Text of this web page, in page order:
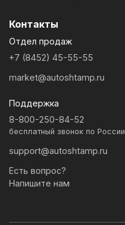
Контакты
Отдел продаж
+7 (8452) 45-55-55
market@autoshtamp.ru
Поддержка
8-800-250-84-52
бесплатный звонок по России
support@autoshtamp.ru
Есть вопрос?
Напишите нам